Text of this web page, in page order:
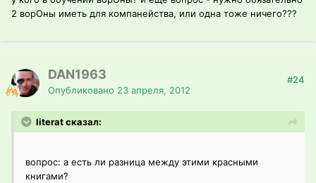
2 ворОны иметь для компанейства, или одна тоже ничего???
DAN1963
Опубликовано 23 апреля, 2012
#24
literat сказал:
вопрос: а есть ли разница между этими красными
книгами?